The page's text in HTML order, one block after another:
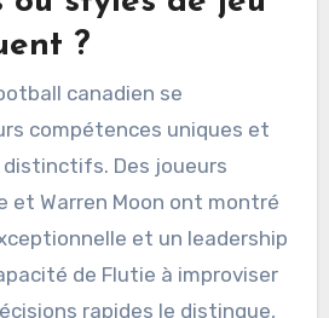
ces histoires
héritages perdurent,
ou styles de jeu
?
canadien se